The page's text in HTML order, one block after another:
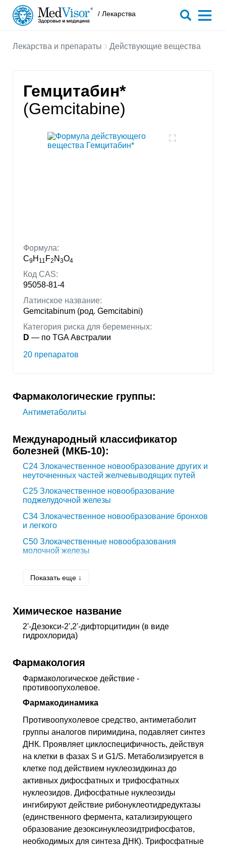
/ Лекарства
Лекарства и препараты Действующие вещества
Гемцитабин*
(Gemcitabine)
Формула:
C9H 11 F2 N 3O4
Код CAS:
95058-81-4
Латинское название:
Gemcitabinum (род. Gemcitabini)
Категория риска для беременных:
D — по TGA Австралии
20 препаратов
Фармакологические группы:
Антиметаболиты
Международный классификатор
болезней (МКБ-10):
C24 Злокачественное новообразование других и
неуточненных частей желчевыводящих путей
C25 Злокачественное новообразование
поджелудочной железы
C34 Злокачественное новообразование бронхов
и легкого
C50 Злокачественные новообразования
молочной железы
матки
C65Злокачественное новообразование почечных
лоханок
C66Злокачественное новообразование
мочеточника
пузыря
C68.0Уретры
C78
новообразование органов дыхания и
пищеварения
C78.0Вторичное злокачественное
новообразование легкого
C78.8Вторичное злокачественное
новообразование других и неуточненных органов
пищеварения
C79.0Вторичное злокачественное
новообразование почки и почечных лоханок
C79.1Вторичное злокачественное
новообразование мочевого пузыря, других и
неуточненных мочевых органов
Показать еще ↓
Химическое название
2'-Дезокси-2',2'-дифторцитидин (в виде
гидрохлорида)
Фармакология
Фармакологическое действие -
противоопухолевое.
Фармакодинамика
Противоопухолевое средство, антиметаболит
группы аналогов пиримидина, подавляет синтез
ДНК. Проявляет циклоспецифичность, действуя
на клетки в фазах S и G1/S. Метаболизируется в
клетке под действием нуклеозидкиназ до
активных дифосфатных и трифосфатных
нуклеозидов. Дифосфатные нуклеозиды
ингибируют действие рибонуклеотидредуктазы
(единственного фермента, катализирующего
образование дезоксинуклеозидтрифосфатов,
необходимых для синтеза ДНК). Трифосфатные